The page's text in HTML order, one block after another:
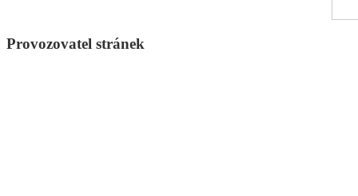
Provozovatel stránek